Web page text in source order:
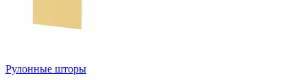
Рулонные шторы